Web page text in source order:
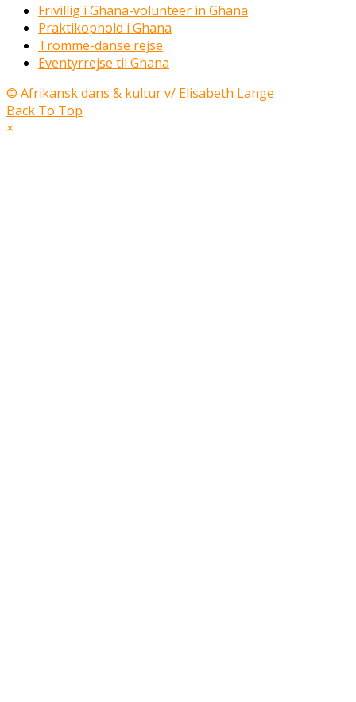
Frivillig i Ghana-volunteer in Ghana
Praktikophold i Ghana
Tromme-danse rejse
Eventyrrejse til Ghana
© Afrikansk dans & kultur v/ Elisabeth Lange
Back To Top
×